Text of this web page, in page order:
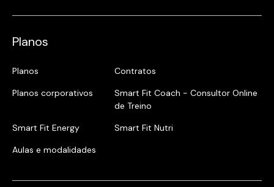
Planos
Planos
Contratos
Planos corporativos
Smart Fit Coach - Consultor Online
de Treino
Smart Fit Energy
Smart Fit Nutri
Aulas e modalidades